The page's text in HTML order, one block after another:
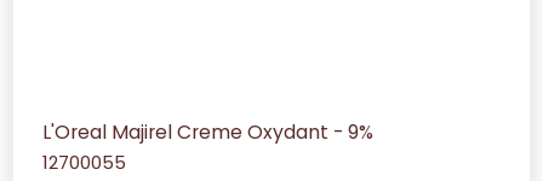
L'Oreal Majirel Creme Oxydant - 9%
12700055